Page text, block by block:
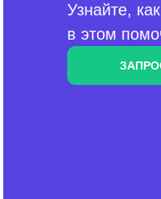
Узнайте,
в этом